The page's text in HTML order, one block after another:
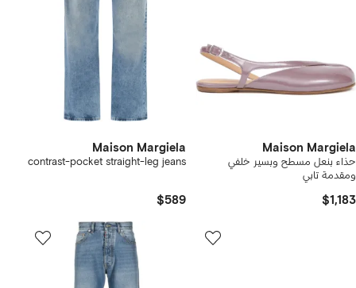
Maison Margiela
حذاء بنعل مسطح وبسير خلفي
ومقدمة تابي
$1,183
Maison Margiela
contrast-pocket straight-leg jeans
$589